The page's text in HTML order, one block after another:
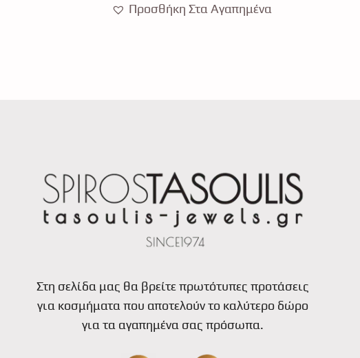
Προσθήκη Στα Αγαπημένα
Στη σελίδα μας θα βρείτε πρωτότυπες προτάσεις
για κοσμήματα που αποτελούν το καλύτερο δώρο
για τα αγαπημένα σας πρόσωπα.